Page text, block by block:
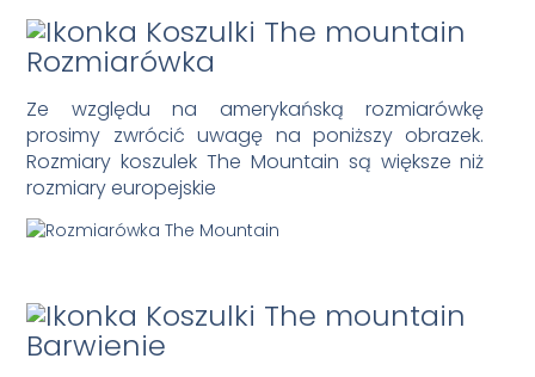
Rozmiarówka
Ze względu na amerykańską rozmiarówkę
prosimy zwrócić uwagę na poniższy obrazek.
Rozmiary koszulek The Mountain są większe niż
rozmiary europejskie
Barwienie